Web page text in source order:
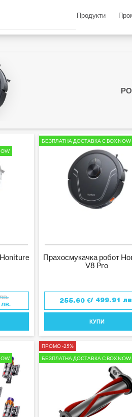
Продукти
БЕЗПЛАТНА ДОСТАВКА С BOX NOW
Прахосмукачка робот
V8 Pro
255.60 €/ 499.91
КУПИ
ПРОМО -25%
БЕЗПЛАТНА ДОСТАВКА С BOX NOW